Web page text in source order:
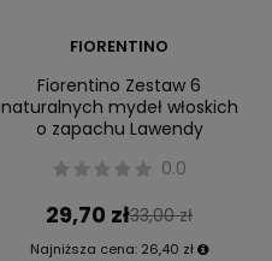
FIORENTINO
Fiorentino Zestaw 6
naturalnych mydeł włoskich
o zapachu Lawendy
0.0
29,70 zł33,00 zł
Najniższa cena: 26,40 zł